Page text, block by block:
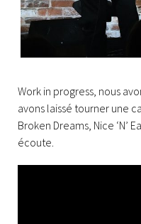
Work in progress, nous
avons laissé tourner une
Broken Dreams, Nice ‘N’
écoute.